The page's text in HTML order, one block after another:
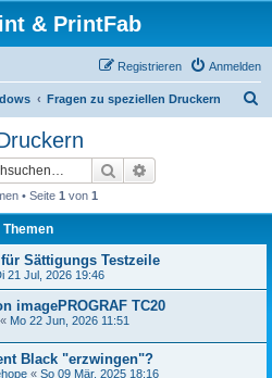
& PrintFab
Anmelden
Registrieren
Fragen zu speziellen Druckern
Suche
• Seite 1 von 1
Themen
Sättigungs Testzeile
21 Jul, 2026 19:46
imagePROGRAF TC20
« Mo 22 Jun, 2026 11:51
Black "erzwingen"?
« So 09 Mär, 2025 18:16